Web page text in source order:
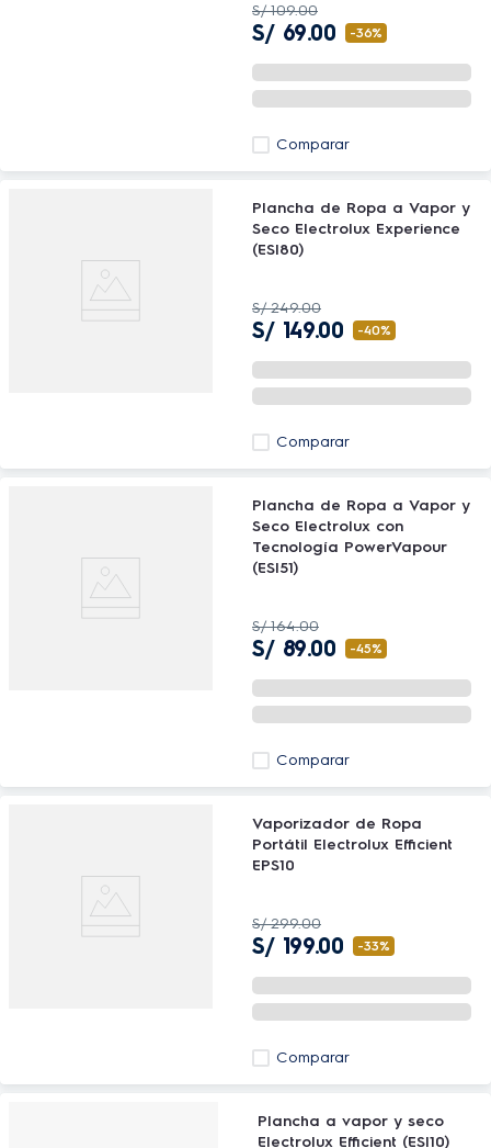
S/ 109.00
S/ 69.00 -36%
Comparar
Plancha de Ropa a Vapor y
Seco Electrolux Experience
(ESI80)
S/ 249.00
S/ 149.00 -40%
Comparar
Plancha de Ropa a Vapor y
Seco Electrolux con
Tecnología PowerVapour
(ESI51)
S/ 164.00
S/ 89.00 -45%
Comparar
Vaporizador de Ropa
Portátil Electrolux Efficient
EPS10
S/ 299.00
S/ 199.00 -33%
Comparar
Plancha a vapor y seco
Electrolux Efficient (ESI10)